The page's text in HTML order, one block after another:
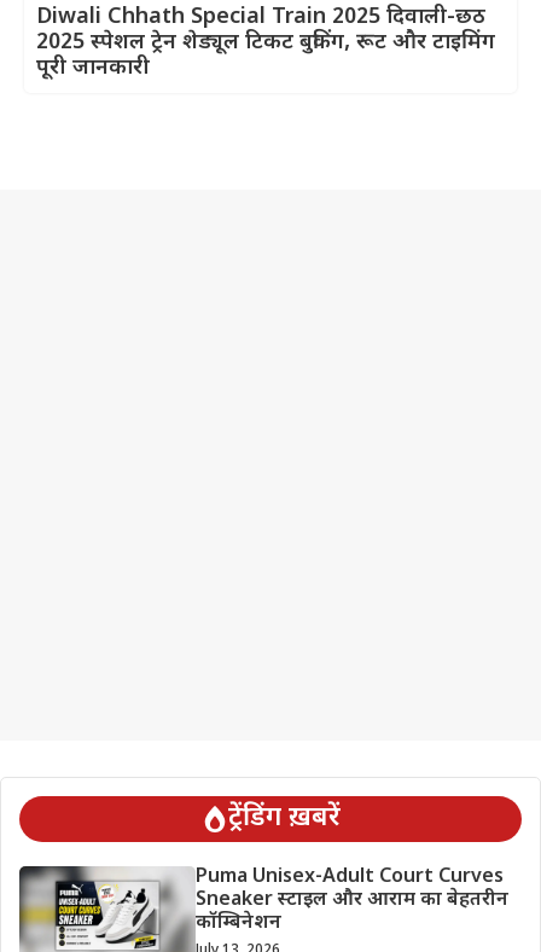
Diwali Chhath Special Train 2025 दिवाली-छठ
2025 स्पेशल ट्रेन शेड्यूल टिकट बुकिंग, रूट और टाइमिंग
पूरी जानकारी
ट्रेंडिंग ख़बरें
Puma Unisex-Adult Court Curves
Sneaker स्टाइल और आराम का बेहतरीन
कॉम्बिनेशन